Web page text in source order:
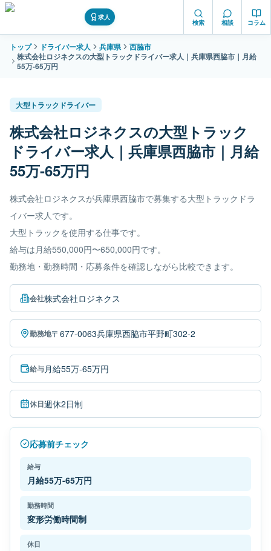
求人
検索 相談 コラム
トップ ドライバー求人 兵庫県
西脇市
株式会社ロジネクスの大型トラックドライバー求人｜兵庫県西脇市｜月給
55万-65万円
大型トラックドライバー
株式会社ロジネクスの大型トラック
ドライバー求人｜兵庫県西脇市｜月給
55万-65万円
株式会社ロジネクスが兵庫県西脇市で募集する大型トラックドラ
イバー求人です。
大型トラックを使用する仕事です。
給与は月給550,000円〜650,000円です。
勤務地・勤務時間・応募条件を確認しながら比較できます。
会社株式会社ロジネクス
勤務地〒677-0063兵庫県西脇市平野町302-2
給与月給55万-65万円
休日週休2日制
応募前チェック
給与
月給55万-65万円
勤務時間
変形労働時間制
休日